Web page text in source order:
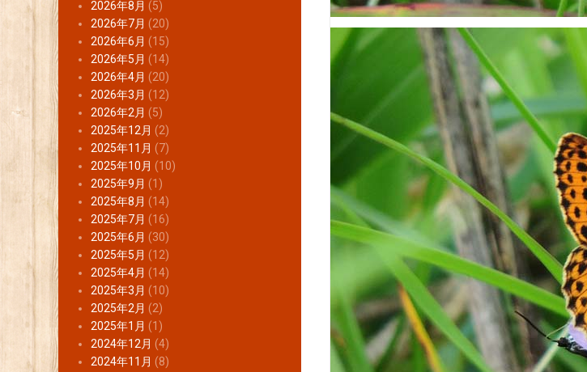
2026年8月 (5)
2026年7月 (20)
2026年6月 (15)
2026年5月 (14)
2026年4月 (20)
2026年3月 (12)
2026年2月 (5)
2025年12月 (2)
2025年11月 (7)
2025年10月 (10)
2025年9月 (1)
2025年8月 (14)
2025年7月 (16)
2025年6月 (30)
2025年5月 (12)
2025年4月 (14)
2025年3月 (10)
2025年2月 (2)
2025年1月 (1)
2024年12月 (4)
2024年11月 (8)